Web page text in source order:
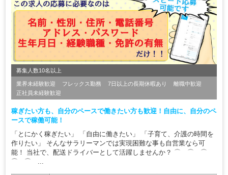
募集人数10名以上
業界未経験歓迎 フレックス勤務 7日以上の長期休暇あり
離職中歓迎
正社員未経験歓迎
稼ぎたい方も、自分のペースで働きたい方も歓迎！自由に、自分のペ
ースで稼働可能！
「とにかく稼ぎたい」 「自由に働きたい」 「子育て、介護の時間を
作りたい」 そんなサラリーマンでは実現困難な事も自営業なら可
能！ 当社で、配送ドライバーとして活躍しませんか？ ⌒ ⌒ ⌒
⌒ ⌒ ...